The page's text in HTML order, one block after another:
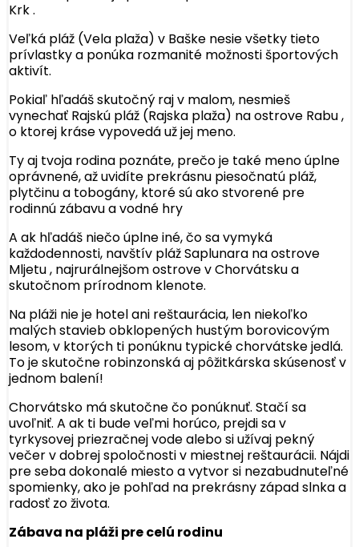
Krk .
Veľká pláž (Vela plaža) v Baške nesie všetky tieto
prívlastky a ponúka rozmanité možnosti športových
aktivít.
Pokiaľ hľadáš skutočný raj v malom, nesmieš
vynechať Rajskú pláž (Rajska plaža) na ostrove Rabu ,
o ktorej kráse vypovedá už jej meno.
Ty aj tvoja rodina poznáte, prečo je také meno úplne
oprávnené, až uvidíte prekrásnu piesočnatú pláž,
plytčinu a tobogány, ktoré sú ako stvorené pre
rodinnú zábavu a vodné hry
A ak hľadáš niečo úplne iné, čo sa vymyká
každodennosti, navštív pláž Saplunara na ostrove
Mljetu , najrurálnejšom ostrove v Chorvátsku a
skutočnom prírodnom klenote.
Na pláži nie je hotel ani reštaurácia, len niekoľko
malých stavieb obklopených hustým borovicovým
lesom, v ktorých ti ponúknu typické chorvátske jedlá.
To je skutočne robinzonská aj pôžitkárska skúsenosť v
jednom balení!
Chorvátsko má skutočne čo ponúknuť. Stačí sa
uvoľniť. A ak ti bude veľmi horúco, prejdi sa v
tyrkysovej priezračnej vode alebo si užívaj pekný
večer v dobrej spoločnosti v miestnej reštaurácii. Nájdi
pre seba dokonalé miesto a vytvor si nezabudnuteľné
spomienky, ako je pohľad na prekrásny západ slnka a
radosť zo života.
Zábava na pláži pre celú rodinu